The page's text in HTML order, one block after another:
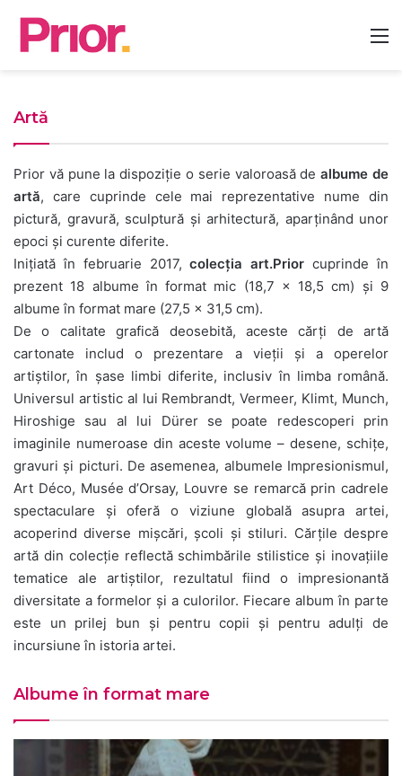
Artă
Prior vă pune la dispoziție o serie valoroasă dealbume de
artă, care cuprinde cele mai reprezentative nume din
pictură, gravură, sculptură și arhitectură, aparținând unor
epoci și curente diferite.
Inițiată în februarie 2017,colecția art.Prior cuprinde în
prezent 18 albume în format mic (18,7 × 18,5 cm) și 9
albume în format mare (27,5 × 31,5 cm).
De o calitate grafică deosebită, aceste cărți de artă
cartonate includ o prezentare a vieții și a operelor
artiștilor, în șase limbi diferite, inclusiv în limba română.
Universul artistic al lui Rembrandt, Vermeer, Klimt, Munch,
Hiroshige sau al lui Dürer se poate redescoperi prin
imaginile numeroase din aceste volume – desene, schițe,
gravuri și picturi. De asemenea, albumele Impresionismul,
Art Déco, Musée d’Orsay, Louvre se remarcă prin cadrele
spectaculare și oferă o viziune globală asupra artei,
acoperind diverse mișcări, școli și stiluri. Cărțile despre
artă din colecție reflectă schimbările stilistice și inovațiile
tematice ale artiștilor, rezultatul fiind o impresionantă
diversitate a formelor și a culorilor. Fiecare album în parte
este un prilej bun și pentru copii și pentru adulți de
incursiune în istoria artei.
Albume în format mare